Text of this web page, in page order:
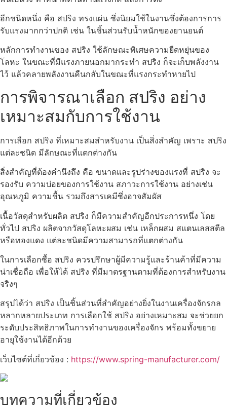
อีกชนิดหนึ่ง คือ สปริง ทรงแผ่น ซึ่งนิยมใช้ในงานซึ่งต้องการการ
รับแรงมากกว่าปกติ เช่น ในชิ้นส่วนรับน้ำหนักของยานยนต์
หลักการทำงานของ สปริง ใช้ลักษณะพิเศษความยืดหยุ่นของ
โลหะ ในขณะที่มีแรงภายนอกมากระทำ สปริง ก็จะเก็บพลังงาน
ไว้ แล้วคลายพลังงานคืนกลับในขณะที่แรงกระทำหายไป
การพิจารณาเลือก สปริง อย่าง
เหมาะสมกับการใช้งาน
การเลือก สปริง ที่เหมาะสมสำหรับงาน เป็นสิ่งสำคัญ เพราะ สปริง
แต่ละชนิด มีลักษณะที่แตกต่างกัน
สิ่งสำคัญที่ต้องคำนึงถึง คือ ขนาดและรูปร่างของแรงที่ สปริง จะ
รองรับ ความบ่อยของการใช้งาน สภาวะการใช้งาน อย่างเช่น
อุณหภูมิ ความชื้น รวมถึงสารเคมีซึ่งอาจสัมผัส
เนื้อวัสดุสำหรับผลิต สปริง ก็มีความสำคัญอีกประการหนึ่ง โดย
ทั่วไป สปริง ผลิตจากวัสดุโลหะผสม เช่น เหล็กผสม สแตนเลสสตีล
หรือทองแดง แต่ละชนิดมีความสามารถที่แตกต่างกัน
ในการเลือกซื้อ สปริง ควรปรึกษาผู้มีความรู้และร้านค้าที่มีความ
น่าเชื่อถือ เพื่อให้ได้ สปริง ที่มีมาตรฐานตามที่ต้องการสำหรับงาน
จริงๆ
สรุปได้ว่า สปริง เป็นชิ้นส่วนที่สำคัญอย่างยิ่งในงานเครื่องจักรกล
หลากหลายประเภท การเลือกใช้ สปริง อย่างเหมาะสม จะช่วยยก
ระดับประสิทธิภาพในการทำงานของเครื่องจักร พร้อมทั้งขยาย
อายุใช้งานได้อีกด้วย
เว็บไซต์ที่เกี่ยวข้อง : https://www.spring-manufacturer.com/
บทความที่เกี่ยวข้อง